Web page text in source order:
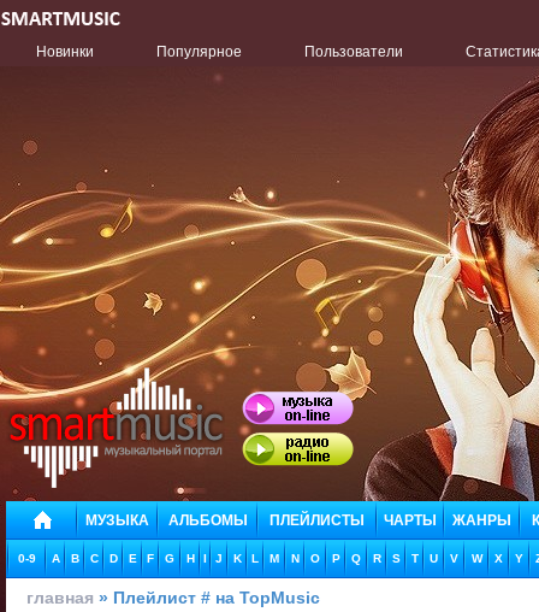
Новинки Популярное Пользователи
МУЗЫКА АЛЬБОМЫ ПЛЕЙЛИСТЫ ЧАРТЫ ЖАНРЫ
0-9 A B C D E F G H I J K L M N O P Q R S T U V W X Y
главная » Плейлист # на TopMusic